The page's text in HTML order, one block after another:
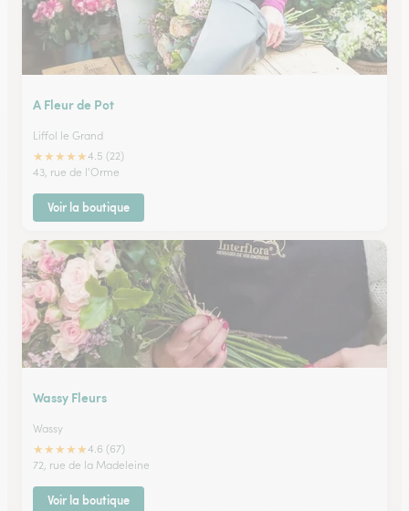
A Fleur de Pot
Liffol le Grand
★★★★★4.5 (22)
43, rue de l'Orme
Voir la boutique
Wassy Fleurs
Wassy
★★★★★4.6 (67)
72, rue de la Madeleine
Voir la boutique